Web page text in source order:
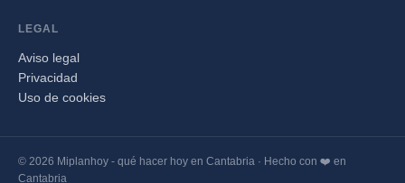
LEGAL
Aviso legal
Privacidad
Uso de cookies
© 2026 Miplanhoy - qué hacer hoy en Cantabria · Hecho con ❤️ en
Cantabria